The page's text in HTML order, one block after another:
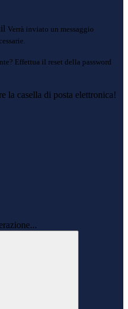
Verrà inviato un messaggio
Effettua il reset della password
la casella di posta elettronica!